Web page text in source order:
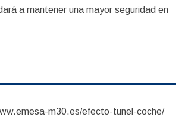
a mantener una mayor seguridad en
m30.es/efecto-tunel-coche/